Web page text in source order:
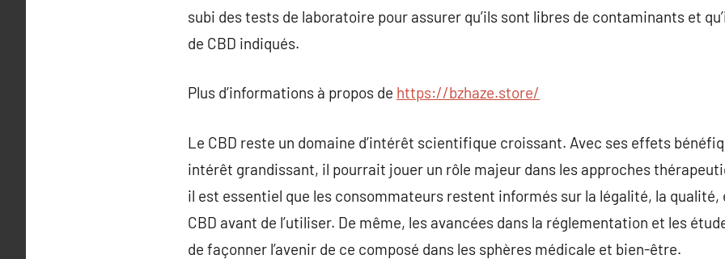
subi des tests de laboratoire pour assurer qu’ils sont libres de contaminants et
de CBD indiqués.
Plus d’informations à propos de https://bzhaze.store/
Le CBD reste un domaine d’intérêt scientifique croissant. Avec ses effets
intérêt grandissant, il pourrait jouer un rôle majeur dans les approches
il est essentiel que les consommateurs restent informés sur la légalité, la qualité,
CBD avant de l’utiliser. De même, les avancées dans la réglementation et les
de façonner l’avenir de ce composé dans les sphères médicale et bien-être.